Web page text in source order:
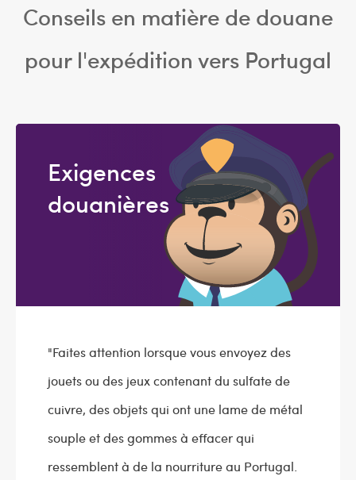
Conseils en matière de douane
pour l'expédition vers Portugal
Exigences
douanières
"Faites attention lorsque vous envoyez des
jouets ou des jeux contenant du sulfate de
cuivre, des objets qui ont une lame de métal
souple et des gommes à effacer qui
ressemblent à de la nourriture au Portugal.